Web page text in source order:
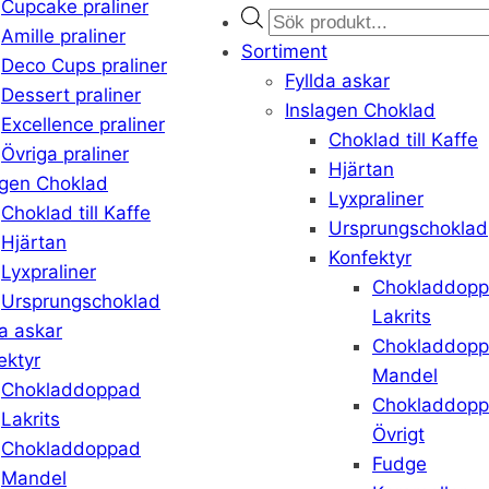
Cupcake praliner
Amille praliner
Deco Cups praliner
Dessert praliner
Excellence praliner
Övriga praliner
Choklad
Choklad till Kaffe
Hjärtan
Lyxpraliner
Ursprungschoklad
askar
Chokladdoppad
Lakrits
Chokladdoppad
Mandel
Products
search
Sortiment
Fyllda askar
Inslagen Choklad
Choklad till Kaffe
Hjärtan
Lyxpraliner
Ursprungschoklad
Konfektyr
Lakrits
Mandel
Övrigt
Fudge